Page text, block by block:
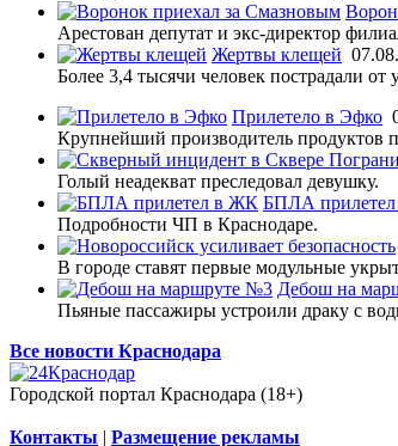
Арестован депутат и экс-директор
Жертвы клещей
Более 3,4 тысячи человек пострадали
Прилетело в Эфко
Крупнейший производитель продуктов
Голый неадекват преследовал девушку.
БПЛА
Подробности ЧП в Краснодаре.
В городе ставят первые модульные
Дебош на
Пьяные пассажиры устроили драку с
Все новости Краснодара
Городской портал Краснодара (18+)
Контакты | Размещение рекламы